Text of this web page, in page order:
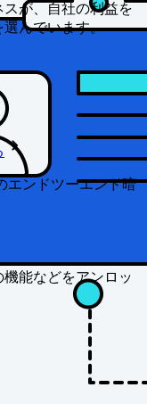
が、自社の利益を
んでいます。
エンドツーエンド暗
能などをアンロッ